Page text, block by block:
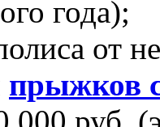
года);
от
прыжков